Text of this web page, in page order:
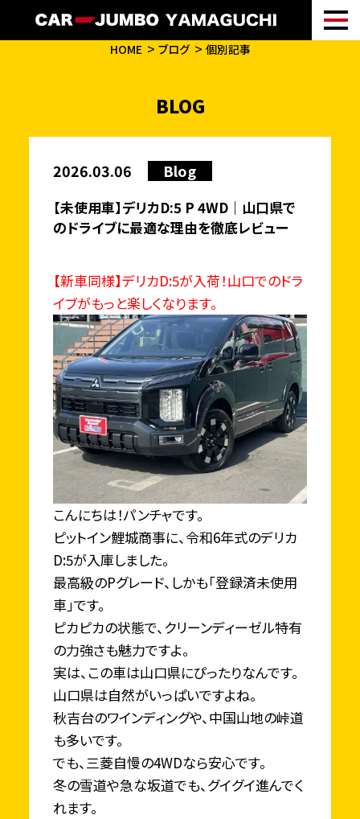
HOME ブログ 個別記事
BLOG
2026.03.06 Blog
【未使用車】デリカD:5 P 4WD｜山口県で
のドライブに最適な理由を徹底レビュー
【新車同様】デリカD:5が入荷！山口でのドラ
イブがもっと楽しくなります。
こんにちは！パンチャです。
ピットイン鯉城商事に、令和6年式のデリカ
D:5が入庫しました。
最高級のPグレード、しかも「登録済未使用
車」です。
ピカピカの状態で、クリーンディーゼル特有
の力強さも魅力ですよ。
実は、この車は山口県にぴったりなんです。
山口県は自然がいっぱいですよね。
秋吉台のワインディングや、中国山地の峠道
も多いです。
でも、三菱自慢の4WDなら安心です。
冬の雪道や急な坂道でも、グイグイ進んでく
れます。